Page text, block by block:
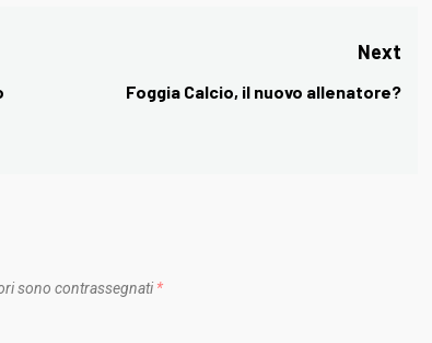
Next
Next
Foggia Calcio, il nuovo allenatore?
sono contrassegnati *